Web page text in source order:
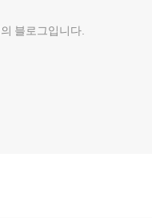
블로그입니다.